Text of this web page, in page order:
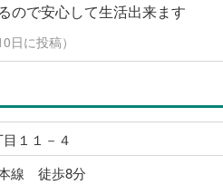
ので安心して生活出来ます
日に投稿）
１１－４
線 徒歩8分